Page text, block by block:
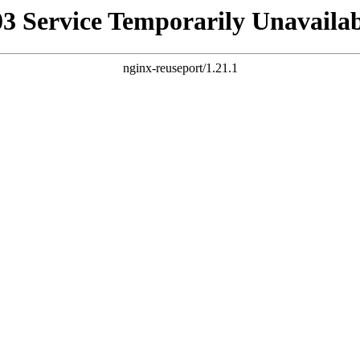
Service Temporarily
nginx-reuseport/1.21.1